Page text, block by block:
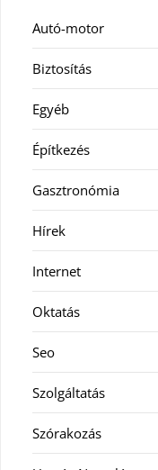
Autó-motor
Biztosítás
Egyéb
Építkezés
Gasztronómia
Hírek
Internet
Oktatás
Seo
Szolgáltatás
Szórakozás